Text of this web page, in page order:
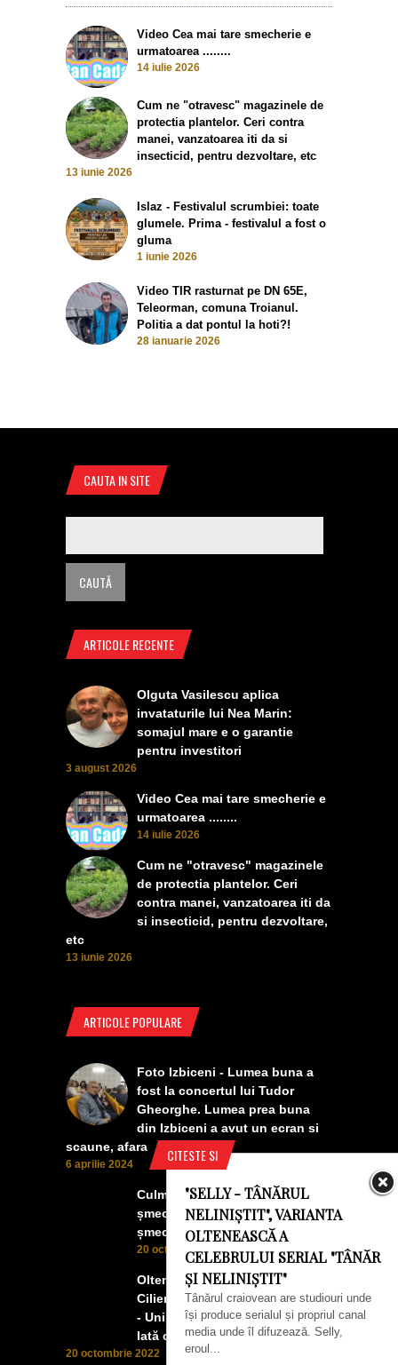
Video Cea mai tare smecherie e
urmatoarea ........
14 iulie 2026
Cum ne "otravesc" magazinele de
protectia plantelor. Ceri contra
manei, vanzatoarea iti da si
insecticid, pentru dezvoltare, etc
13 iunie 2026
Islaz - Festivalul scrumbiei: toate
glumele. Prima - festivalul a fost o
gluma
1 iunie 2026
Video TIR rasturnat pe DN 65E,
Teleorman, comuna Troianul.
Politia a dat pontul la hoti?!
28 ianuarie 2026
CITESTE SI
"SELLY - TÂNĂRUL
NELINIȘTIT", VARIANTA
OLTENEASCĂ A
CELEBRULUI SERIAL "TÂNĂR
ȘI NELINIȘTIT"
Tânărul craiovean are studiouri unde
își produce serialul și propriul canal
media unde îl difuzează. Selly,
eroul...
CAUTA IN SITE
ARTICOLE RECENTE
Olguta Vasilescu aplica
invataturile lui Nea Marin:
somajul mare e o garantie
pentru investitori
3 august 2026
Video Cea mai tare smecherie e
urmatoarea ........
14 iulie 2026
Cum ne "otravesc" magazinele
de protectia plantelor. Ceri
contra manei, vanzatoarea iti da
si insecticid, pentru dezvoltare,
etc
13 iunie 2026
ARTICOLE POPULARE
Foto Izbiceni - Lumea buna a
fost la concertul lui Tudor
Gheorghe. Lumea prea buna
din Izbiceni a avut un ecran si
scaune, afara
6 aprilie 2024
Culmea smecheriei! O mașină
șmecheră l-a trădat pe cel mai
șmecher oltean
20 octombrie 2022
Oltenii, Dăbulenii, Izbicenii,
Cilienii s-au înfrățit cu Puchenii
- Unii cu munca, alții cu profitul.
Iată ce a ieșit!
20 octombrie 2022